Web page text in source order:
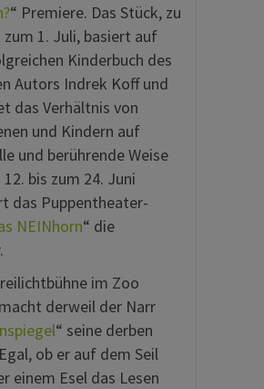
“ Premiere. Das Stück, zu
zum 1. Juli, basiert auf
Kinderbuch des
Autors Indrek Koff und
das Verhältnis von
und Kindern auf
und berührende Weise
12. bis zum 24. Juni
das Puppentheater-
NEINhorn“ die
im Zoo
derweil der Narr
“ seine derben
ob er auf dem Seil
einem Esel das Lesen